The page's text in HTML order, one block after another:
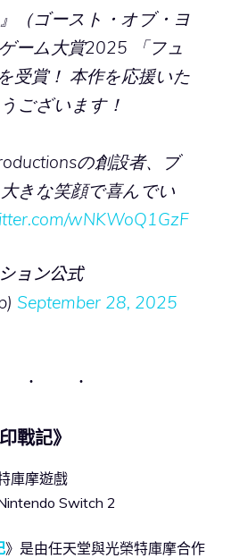
』（ゴースト・オブ・ヨ
ーム大賞2025 「フュ
受賞！ 本作を応援いた
ございます！
の創設者、ブ
きな笑顔で喜んでい
wNKWoQ1GzF
ョン公式
September 28, 2025
戰記》
庫摩遊戲
Switch 2
》是由任天堂與光榮特庫摩合作